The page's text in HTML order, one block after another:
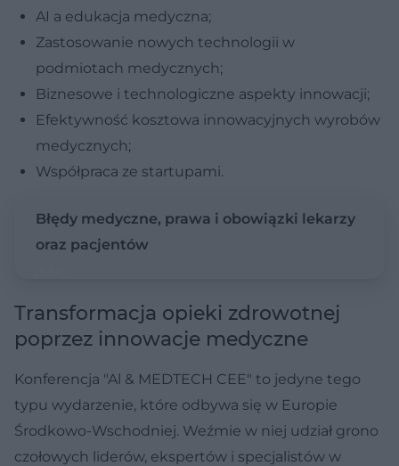
AI a edukacja medyczna;
Zastosowanie nowych technologii w
podmiotach medycznych;
Biznesowe i technologiczne aspekty innowacji;
Efektywność kosztowa innowacyjnych wyrobów
medycznych;
Współpraca ze startupami.
Błędy medyczne, prawa i obowiązki lekarzy
oraz pacjentów
Transformacja opieki zdrowotnej
poprzez innowacje medyczne
Konferencja "Al & MEDTECH CEE" to jedyne tego
typu wydarzenie, które odbywa się w Europie
Środkowo-Wschodniej. Weźmie w niej udział grono
czołowych liderów, ekspertów i specjalistów w